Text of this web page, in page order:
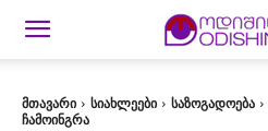
მთავარი სიახლეები საზოგადოება
ჩამოინგრა